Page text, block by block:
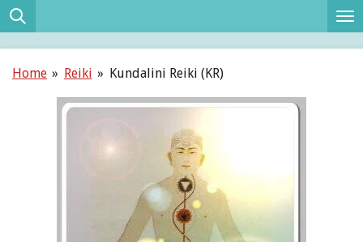
Ga
de
hoofdinhoud
Home » Reiki » Kundalini Reiki (KR)